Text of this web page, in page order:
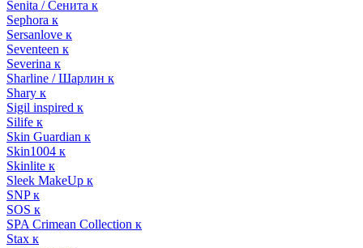
Senita / Сенита к
Sephora к
Sersanlove к
Seventeen к
Severina к
Sharline / Шарлин к
Shary к
Sigil inspired к
Silife к
Skin Guardian к
Skin1004 к
Skinlite к
Sleek MakeUp к
SNP к
SOS к
SPA Crimean Collection к
Stax к